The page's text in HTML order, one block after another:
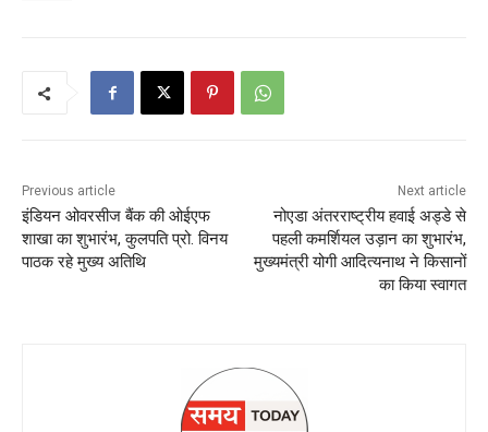
Previous article
इंडियन ओवरसीज बैंक की ओईएफ
शाखा का शुभारंभ, कुलपति प्रो. विनय
पाठक रहे मुख्य अतिथि
Next article
नोएडा अंतरराष्ट्रीय हवाई अड्डे से
पहली कमर्शियल उड़ान का शुभारंभ,
मुख्यमंत्री योगी आदित्यनाथ ने किसानों
का किया स्वागत